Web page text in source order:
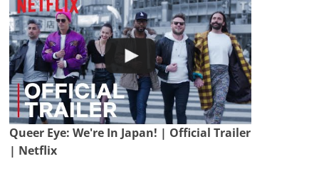
Queer Eye: We're In Japan! | Official Trailer
| Netflix